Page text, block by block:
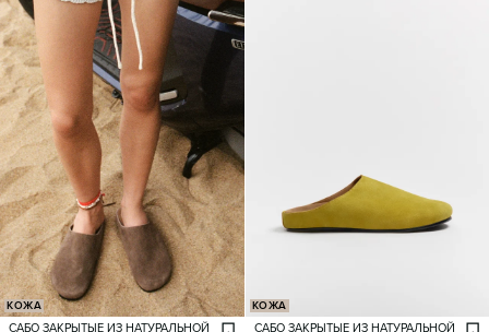
КОЖА
САБО ЗАКРЫТЫЕ ИЗ НАТУРАЛЬНОЙ
КОЖА
САБО ЗАКРЫТЫЕ ИЗ НАТУРАЛЬНОЙ